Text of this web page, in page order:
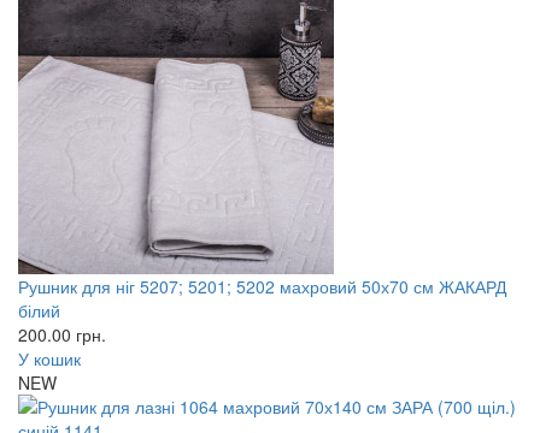
Рушник для ніг 5207; 5201; 5202 махровий 50х70 см ЖАКАРД
білий
200.00 грн.
У кошик
NEW